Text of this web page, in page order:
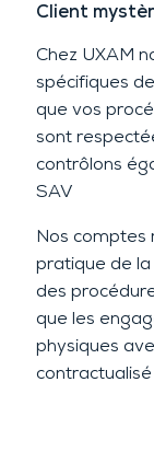
Client
Chez UXAM
spécifiques
que vos
sont
contrôlons
SAV
Nos comptes
pratique de
des
que les
physiques